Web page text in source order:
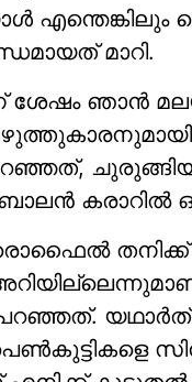
മാറി.
ശേഷം ഞാന്‍
കരാറില്‍
തനിക്ക്